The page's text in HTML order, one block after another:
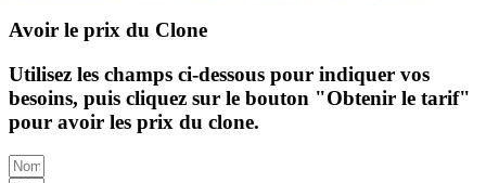
Avoir le prix du Clone
Utilisez les champs ci-dessous pour indiquer vos
besoins, puis cliquez sur le bouton "Obtenir le tarif"
pour avoir les prix du clone.